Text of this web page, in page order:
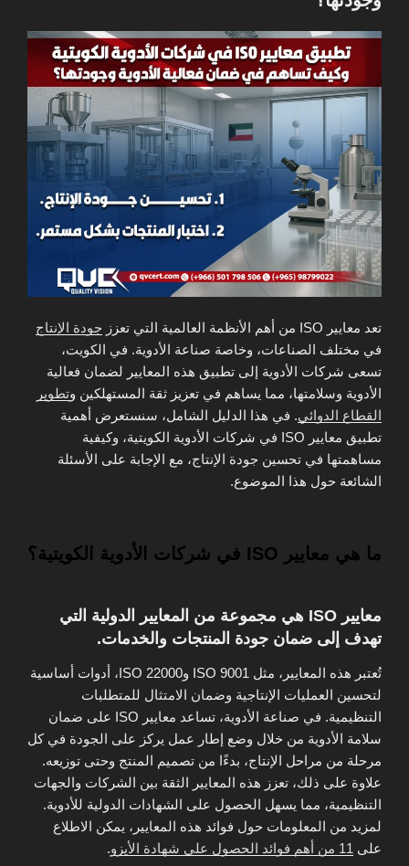
تعد معايير ISO من أهم الأنظمة العالمية التي تعزز
جودة الإنتاج
في مختلف الصناعات، وخاصة صناعة الأدوية. في الكويت،
تسعى شركات الأدوية إلى تطبيق هذه المعايير لضمان فعالية
الأدوية وسلامتها، مما يساهم في تعزيز ثقة المستهلكين وتطوير
القطاع الدوائي. في هذا الدليل الشامل، سنستعرض أهمية
تطبيق معايير ISO في شركات الأدوية الكويتية، وكيفية
مساهمتها في تحسين جودة الإنتاج، مع الإجابة على الأسئلة
الشائعة حول هذا الموضوع.
ما هي معايير ISO في شركات الأدوية الكويتية؟
معايير ISO هي مجموعة من المعايير الدولية التي
تهدف إلى ضمان جودة المنتجات والخدمات.
تُعتبر هذه المعايير، مثل ISO 9001 وISO 22000، أدوات أساسية
لتحسين العمليات الإنتاجية وضمان الامتثال للمتطلبات
التنظيمية. في صناعة الأدوية، تساعد معايير ISO على ضمان
سلامة الأدوية من خلال وضع إطار عمل يركز على الجودة في كل
مرحلة من مراحل الإنتاج، بدءًا من تصميم المنتج وحتى توزيعه.
علاوة على ذلك، تعزز هذه المعايير الثقة بين الشركات والجهات
التنظيمية، مما يسهل الحصول على الشهادات الدولية للأدوية.
لمزيد من المعلومات حول فوائد هذه المعايير، يمكن الاطلاع
على 11 من أهم فوائد الحصول على شهادة الأيزو .